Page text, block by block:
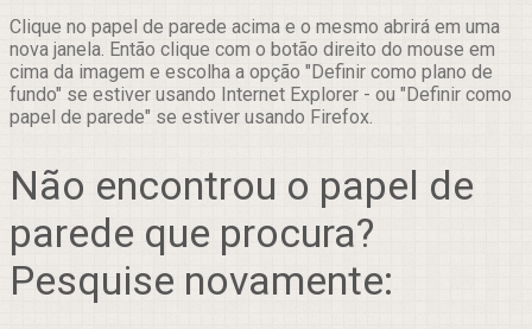
Clique no papel de parede acima e o mesmo abrirá em uma
nova janela. Então clique com o botão direito do mouse em
cima da imagem e escolha a opção "Definir como plano de
fundo" se estiver usando Internet Explorer - ou "Definir como
papel de parede" se estiver usando Firefox.
Não encontrou o papel de
parede que procura?
Pesquise novamente: